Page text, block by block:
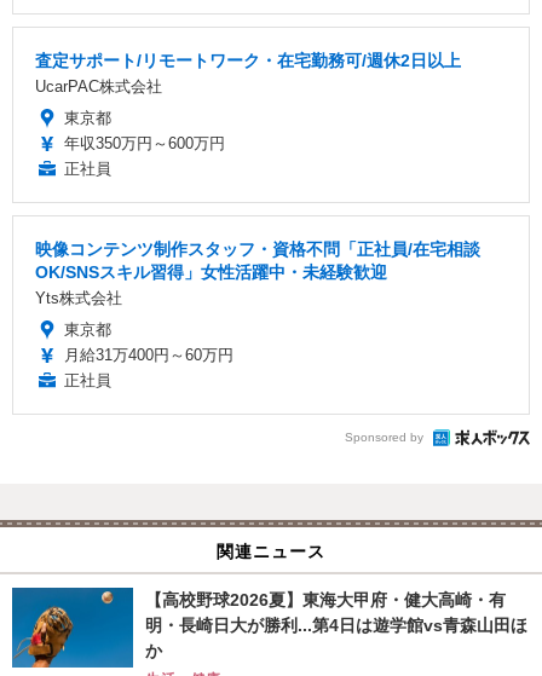
査定サポート/リモートワーク・在宅勤務可/週休2日以上
UcarPAC株式会社
東京都
年収350万円～600万円
正社員
映像コンテンツ制作スタッフ・資格不問「正社員/在宅相談
OK/SNSスキル習得」女性活躍中・未経験歓迎
Yts株式会社
東京都
月給31万400円～60万円
正社員
Sponsored by
関連ニュース
【高校野球2026夏】東海大甲府・健大高崎・有
明・長崎日大が勝利...第4日は遊学館vs青森山田ほ
か